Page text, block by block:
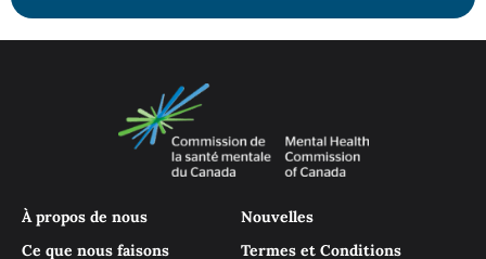
À propos de nous
Ce que nous faisons
Nouvelles
Termes et Conditions